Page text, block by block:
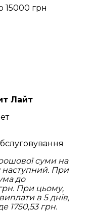
15000 грн
Лайт
суми на
наступний. При
до
При цьому,
в 5 днів,
1750,53 грн.